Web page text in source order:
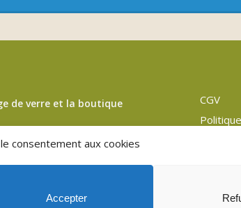
consentement aux cookies
Accepter
de verre et la boutique
– 53200 Fromentières
CGV